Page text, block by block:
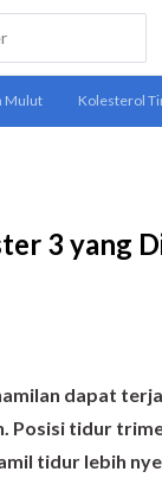
3 yang
dapat
Posisi tidur
tidur lebih